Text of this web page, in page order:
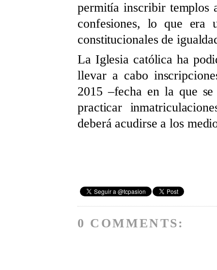
permitía inscribir templos
confesiones, lo que era
constitucionales de
La Iglesia católica ha
llevar a cabo
2015 ‒fecha en la que
practicar
deberá acudirse a los
0 COMMENTS: